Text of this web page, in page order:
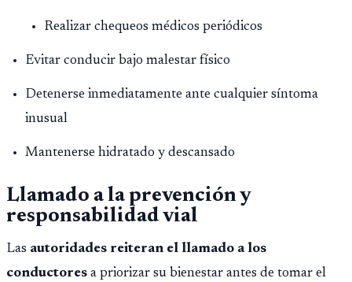
Realizar chequeos médicos periódicos
Evitar conducir bajo malestar físico
Detenerse inmediatamente ante cualquier síntoma
inusual
Mantenerse hidratado y descansado
Llamado a la prevención y
responsabilidad vial
Las autoridades reiteran el llamado a los
conductores a priorizar su bienestar antes de tomar el